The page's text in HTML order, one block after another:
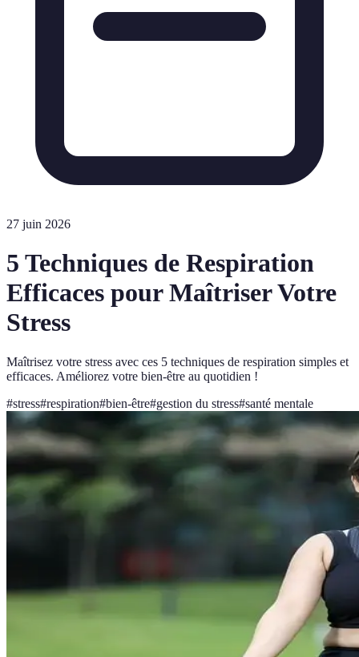
27 juin 2026
5 Techniques de Respiration
Efficaces pour Maîtriser Votre
Stress
Maîtrisez votre stress avec ces 5 techniques de respiration simples et
efficaces. Améliorez votre bien-être au quotidien !
#stress#respiration#bien-être#gestion du stress#santé mentale